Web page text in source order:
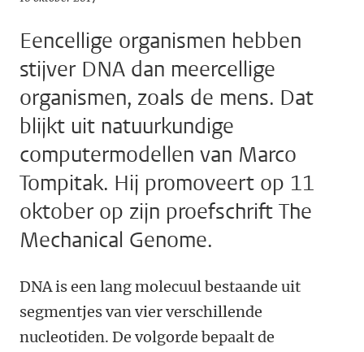
Eencellige organismen hebben
stijver DNA dan meercellige
organismen, zoals de mens. Dat
blijkt uit natuurkundige
computermodellen van Marco
Tompitak. Hij promoveert op 11
oktober op zijn proefschrift The
Mechanical Genome.
DNA is een lang molecuul bestaande uit
segmentjes van vier verschillende
nucleotiden. De volgorde bepaalt de